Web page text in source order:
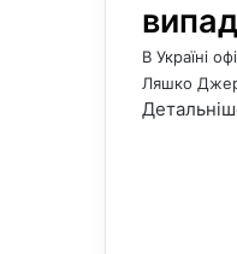
В Україні
Ляшко